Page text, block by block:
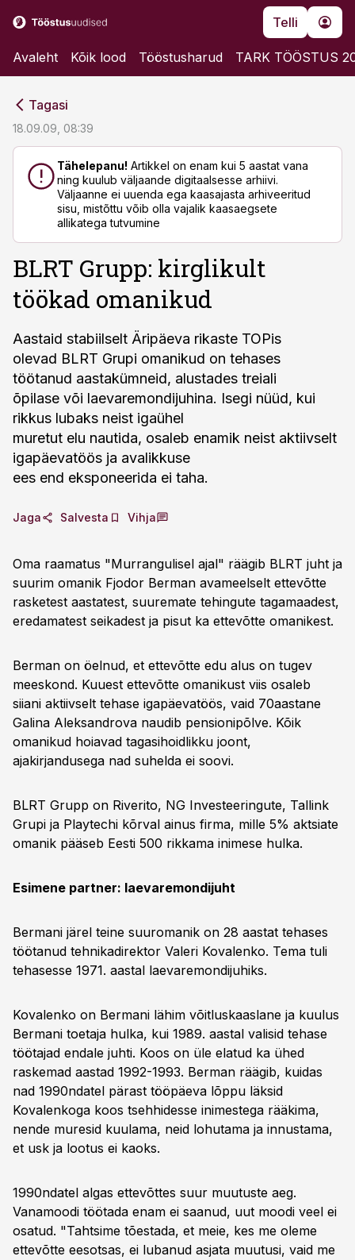
Telli
Avaleht Kõik lood Tööstusharud TARK TÖÖSTUS
Tagasi
18.09.09, 08:39
Tähelepanu! Artikkel on enam kui 5 aastat vana
ning kuulub väljaande digitaalsesse arhiivi.
Väljaanne ei uuenda ega kaasajasta arhiveeritud
sisu, mistõttu võib olla vajalik kaasaegsete
allikatega tutvumine
BLRT Grupp: kirglikult
töökad omanikud
Aastaid stabiilselt Äripäeva rikaste TOPis
olevad BLRT Grupi omanikud on tehases
töötanud aastakümneid, alustades treiali
õpilase või laevaremondijuhina. Isegi nüüd, kui
rikkus lubaks neist igaühel
muretut elu nautida, osaleb enamik neist aktiivselt
igapäevatöös ja avalikkuse
ees end eksponeerida ei taha.
Jaga Salvesta Vihja
Oma raamatus "Murrangulisel ajal" räägib BLRT juht ja
suurim omanik Fjodor Berman avameelselt ettevõtte
rasketest aastatest, suuremate tehingute tagamaadest,
eredamatest seikadest ja pisut ka ettevõtte omanikest.
Berman on öelnud, et ettevõtte edu alus on tugev
meeskond. Kuuest ettevõtte omanikust viis osaleb
siiani aktiivselt tehase igapäevatöös, vaid 70aastane
Galina Aleksandrova naudib pensionipõlve. Kõik
omanikud hoiavad tagasihoidlikku joont,
ajakirjandusega nad suhelda ei soovi.
BLRT Grupp on Riverito, NG Investeeringute, Tallink
Grupi ja Playtechi kõrval ainus firma, mille 5% aktsiate
omanik pääseb Eesti 500 rikkama inimese hulka.
Esimene partner: laevaremondijuht
Bermani järel teine suuromanik on 28 aastat tehases
töötanud tehnikadirektor Valeri Kovalenko. Tema tuli
tehasesse 1971. aastal laevaremondijuhiks.
Kovalenko on Bermani lähim võitluskaaslane ja kuulus
Bermani toetaja hulka, kui 1989. aastal valisid tehase
töötajad endale juhti. Koos on üle elatud ka ühed
raskemad aastad 1992-1993. Berman räägib, kuidas
nad 1990ndatel pärast tööpäeva lõppu läksid
Kovalenkoga koos tsehhidesse inimestega rääkima,
nende muresid kuulama, neid lohutama ja innustama,
et usk ja lootus ei kaoks.
1990ndatel algas ettevõttes suur muutuste aeg.
Vanamoodi töötada enam ei saanud, uut moodi veel ei
osatud. "Tahtsime tõestada, et meie, kes me oleme
ettevõtte eesotsas, ei lubanud asjata muutusi, vaid me